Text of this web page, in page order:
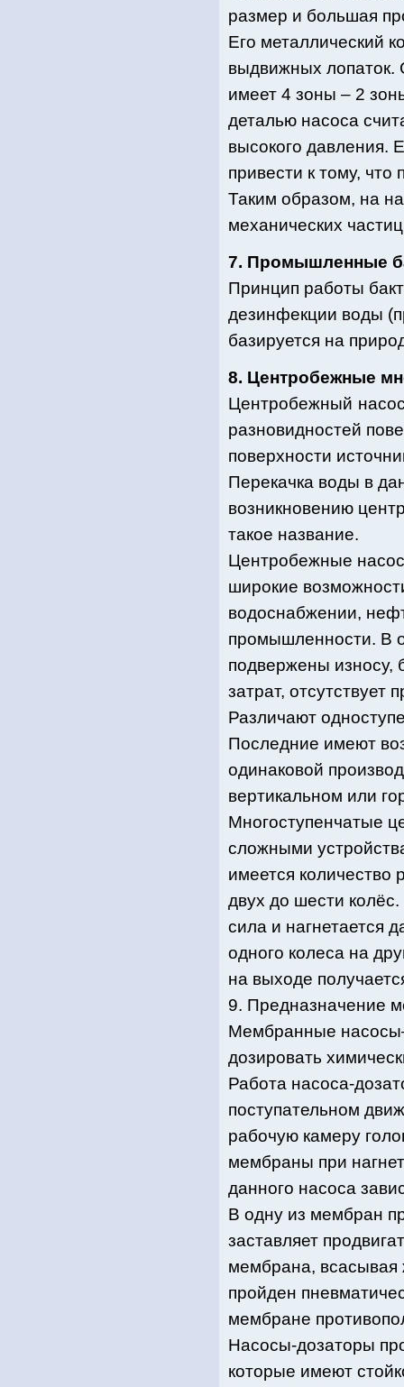
размер и большая
Его металлический
выдвижных лопаток.
имеет 4 зоны – 2
деталью насоса
высокого давления.
привести к тому, что
Таким образом, на
механических
7. Промышленные
Принцип работы
дезинфекции воды
базируется на
8. Центробежные
Центробежный
разновидностей
поверхности
Перекачка воды в
возникновению
такое название.
Центробежные
широкие
водоснабжении,
промышленности. В
подвержены износу,
затрат, отсутствует
Различают
Последние имеют
одинаковой
вертикальном или
Многоступенчатые
сложными
имеется количество
двух до шести
сила и нагнетается
одного колеса на
на выходе
9. Предназначение
Мембранные
дозировать
Работа насоса-
поступательном
рабочую камеру
мембраны при
данного насоса
В одну из мембран
заставляет
мембрана, всасывая
пройден
мембране
Насосы-дозаторы
которые имеют